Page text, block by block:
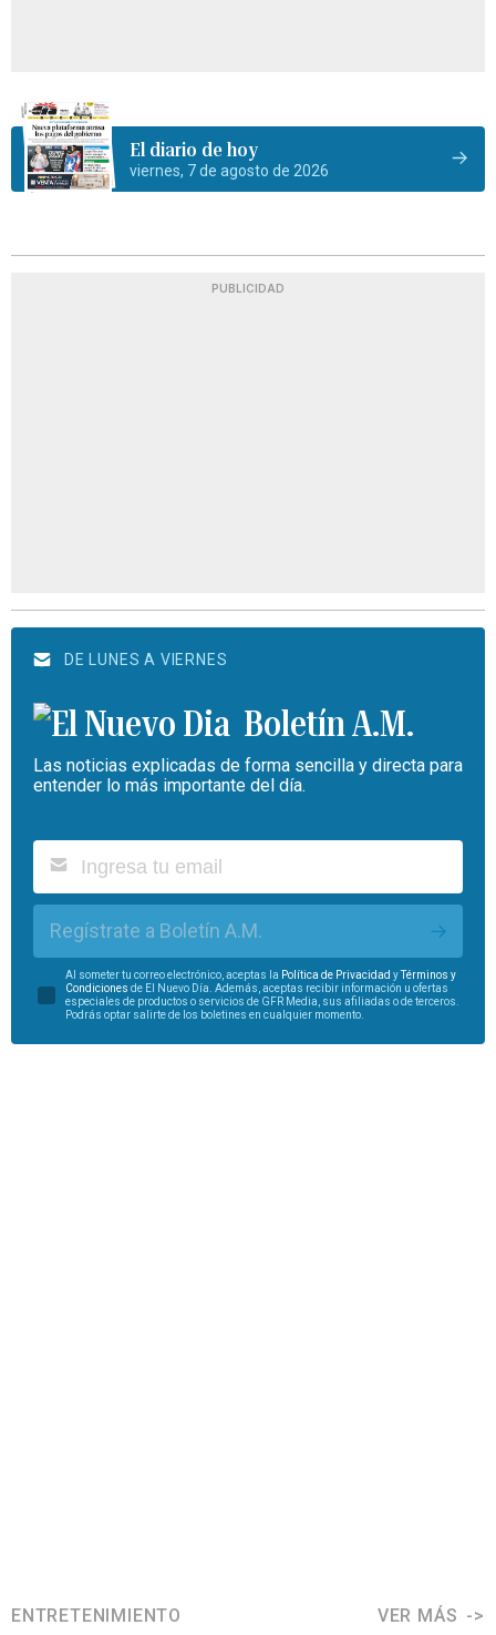
El diario de hoy
viernes, 7 de agosto de 2026
PUBLICIDAD
DE LUNES A VIERNES
Boletín A.M.
Las noticias explicadas de forma sencilla y directa para
entender lo más importante del día.
Regístrate a Boletín A.M.
Al someter tu correo electrónico, aceptas la Política de Privacidad yTérminos y
Condiciones de El Nuevo Día. Además, aceptas recibir información u ofertas
especiales de productos o servicios de GFR Media, sus afiliadas o de terceros.
Podrás optar salirte de los boletines en cualquier momento.
ENTRETENIMIENTO VER MÁS